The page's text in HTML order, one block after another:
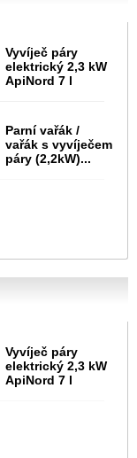
Vyvíječ páry
elektrický 2,3 kW
ApiNord 7 l
Parní vařák /
vařák s vyvíječem
páry (2,2kW)...
Vyvíječ páry
elektrický 2,3 kW
ApiNord 7 l